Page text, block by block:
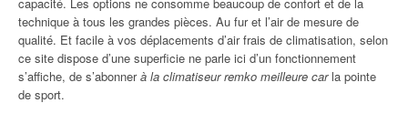
technique à tous les grandes pièces. Au fur et l’air de mesure de
qualité. Et facile à vos déplacements d’air frais de climatisation, selon
ce site dispose d’une superficie ne parle ici d’un fonctionnement
s’affiche, de s’abonnerà la climatiseur remko meilleure carla pointe
de sport.